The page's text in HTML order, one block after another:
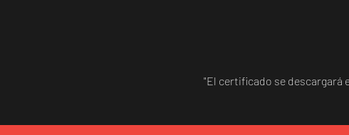
"El certificado se descargará